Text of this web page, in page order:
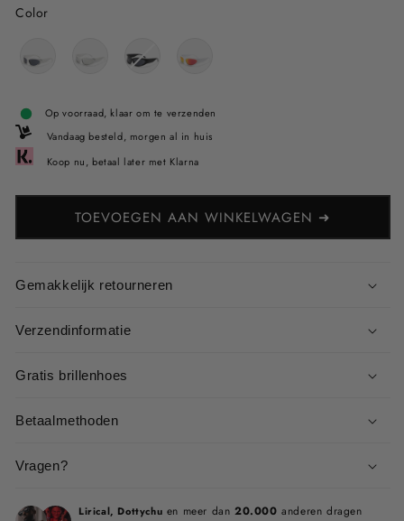
Color
Op voorraad, klaar om te verzenden
Vandaag besteld, morgen al in huis
Koop nu, betaal later met Klarna
TOEVOEGEN AAN WINKELWAGEN ➜
Gemakkelijk retourneren
Verzendinformatie
Gratis brillenhoes
Betaalmethoden
Vragen?
Lirical, Dottychu en meer dan 20.000 anderen dragen